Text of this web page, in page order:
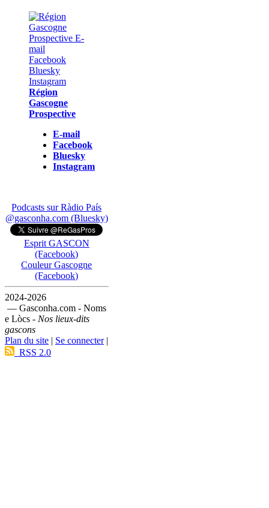
Région
Gascogne
Prospective
E-mail
Facebook
Bluesky
Instagram
Podcasts sur Ràdio País
@gasconha.com (Bluesky)
Esprit GASCON
(Facebook)
Couleur Gascogne
(Facebook)
2024-2026
— Gasconha.com - Noms
e Lòcs - Nos lieux-dits
gascons
Plan du site | Se connecter|
RSS 2.0